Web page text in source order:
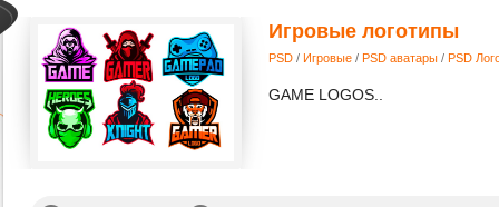
Игровые логотипы
PSD / Игровые / PSD аватары / PSD
GAME LOGOS..